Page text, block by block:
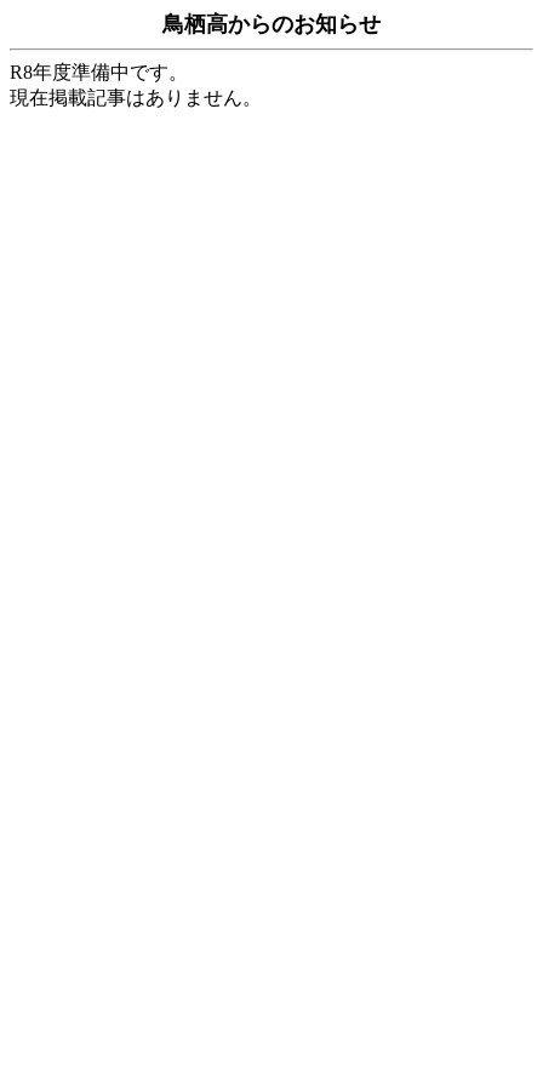
鳥栖高からのお知らせ
R8年度準備中です。
現在掲載記事はありません。